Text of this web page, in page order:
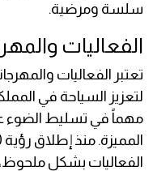
سلسة ومرضية.
الفعاليات
تعتبر الفعاليات
لتعزيز السياحة في
مهماً في تسليط الضوء
الفعاليات بشكل ملحوظ،